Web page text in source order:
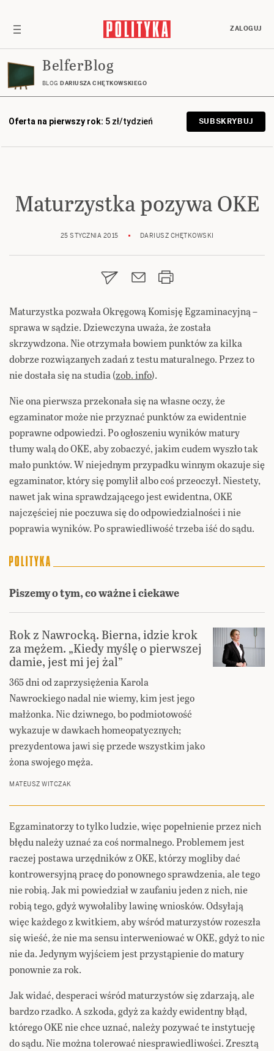
ZALOGUJ
BelferBlog
BLOG DARIUSZA CHĘTKOWSKIEGO
Oferta na pierwszy rok: 5 zł/tydzień SUBSKRYBUJ
Maturzystka pozywa OKE
25 STYCZNIA 2015 DARIUSZ CHĘTKOWSKI
Maturzystka pozwała Okręgową Komisję Egzaminacyjną –
sprawa w sądzie. Dziewczyna uważa, że została
skrzywdzona. Nie otrzymała bowiem punktów za kilka
dobrze rozwiązanych zadań z testu maturalnego. Przez to
nie dostała się na studia(zob. info).
Nie ona pierwsza przekonała się na własne oczy, że
egzaminator może nie przyznać punktów za ewidentnie
poprawne odpowiedzi. Po ogłoszeniu wyników matury
tłumy walą do OKE, aby zobaczyć, jakim cudem wyszło tak
mało punktów. W niejednym przypadku winnym okazuje się
egzaminator, który się pomylił albo coś przeoczył. Niestety,
nawet jak wina sprawdzającego jest ewidentna, OKE
najczęściej nie poczuwa się do odpowiedzialności i nie
poprawia wyników. Po sprawiedliwość trzeba iść do sądu.
Piszemy o tym, co ważne i ciekawe
Rok z Nawrocką. Bierna, idzie krok
za mężem. „Kiedy myślę o pierwszej
damie, jest mi jej żal”
365 dni od zaprzysiężenia Karola
Nawrockiego nadal nie wiemy, kim jest jego
małżonka. Nic dziwnego, bo podmiotowość
wykazuje w dawkach homeopatycznych;
prezydentowa jawi się przede wszystkim jako
żona swojego męża.
MATEUSZ WITCZAK
Egzaminatorzy to tylko ludzie, więc popełnienie przez nich
błędu należy uznać za coś normalnego. Problemem jest
raczej postawa urzędników z OKE, którzy mogliby dać
kontrowersyjną pracę do ponownego sprawdzenia, ale tego
nie robią. Jak mi powiedział w zaufaniu jeden z nich, nie
robią tego, gdyż wywołaliby lawinę wniosków. Odsyłają
więc każdego z kwitkiem, aby wśród maturzystów rozeszła
się wieść, że nie ma sensu interweniować w OKE, gdyż to nic
nie da. Jedynym wyjściem jest przystąpienie do matury
ponownie za rok.
Jak widać, desperaci wśród maturzystów się zdarzają, ale
bardzo rzadko. A szkoda, gdyż za każdy ewidentny błąd,
którego OKE nie chce uznać, należy pozywać te instytucję
do sądu. Nie można tolerować niesprawiedliwości. Zresztą